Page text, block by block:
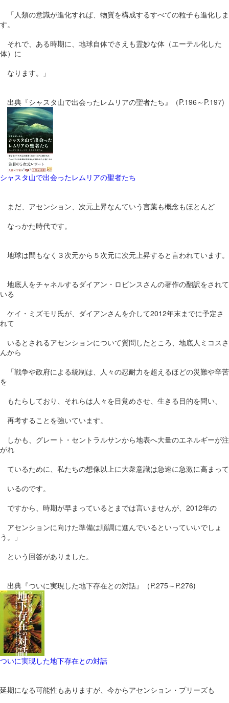
「人類の意識が進化すれば、物質を構成するすべての粒子も進化しま
す。
それで、ある時期に、地球自体でさえも霊妙な体（エーテル化した
体）に
なります。」
出典『シャスタ山で出会ったレムリアの聖者たち』（P.196～P.197)
シャスタ山で出会ったレムリアの聖者たち
まだ、アセンション、次元上昇なんていう言葉も概念もほとんど
なっかた時代です。
地球は間もなく３次元から５次元に次元上昇すると言われています。
地底人をチャネルするダイアン・ロビンスさんの著作の翻訳をされて
いる
ケイ・ミズモリ氏が、ダイアンさんを介して2012年末までに予定さ
れて
いるとされるアセンションについて質問したところ、地底人ミコスさ
んから
「戦争や政府による統制は、人々の忍耐力を超えるほどの災難や辛苦
を
もたらしており、それらは人々を目覚めさせ、生きる目的を問い、
再考することを強いています。
しかも、グレート・セントラルサンから地表へ大量のエネルギーが注
がれ
ているために、私たちの想像以上に大衆意識は急速に急激に高まって
いるのです。
ですから、時期が早まっているとまでは言いませんが、2012年の
アセンションに向けた準備は順調に進んでいるといっていいでしょ
う。」
という回答がありました。
出典『ついに実現した地下存在との対話』（P.275～P.276)
ついに実現した地下存在との対話
延期になる可能性もありますが、今からアセンション・プリーズも